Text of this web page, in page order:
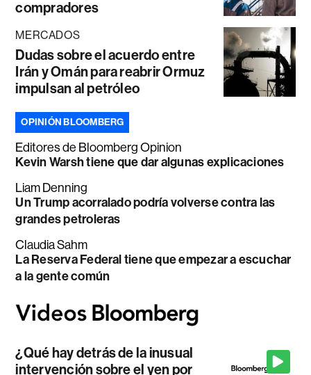
compradores
MERCADOS
Dudas sobre el acuerdo entre
Irán y Omán para reabrir Ormuz
impulsan al petróleo
OPINIÓN BLOOMBERG
Editores de Bloomberg Opinion
Kevin Warsh tiene que dar algunas explicaciones
Liam Denning
Un Trump acorralado podría volverse contra las
grandes petroleras
Claudia Sahm
La Reserva Federal tiene que empezar a escuchar
a la gente común
¿Qué hay detrás de la inusual
intervención sobre el yen por